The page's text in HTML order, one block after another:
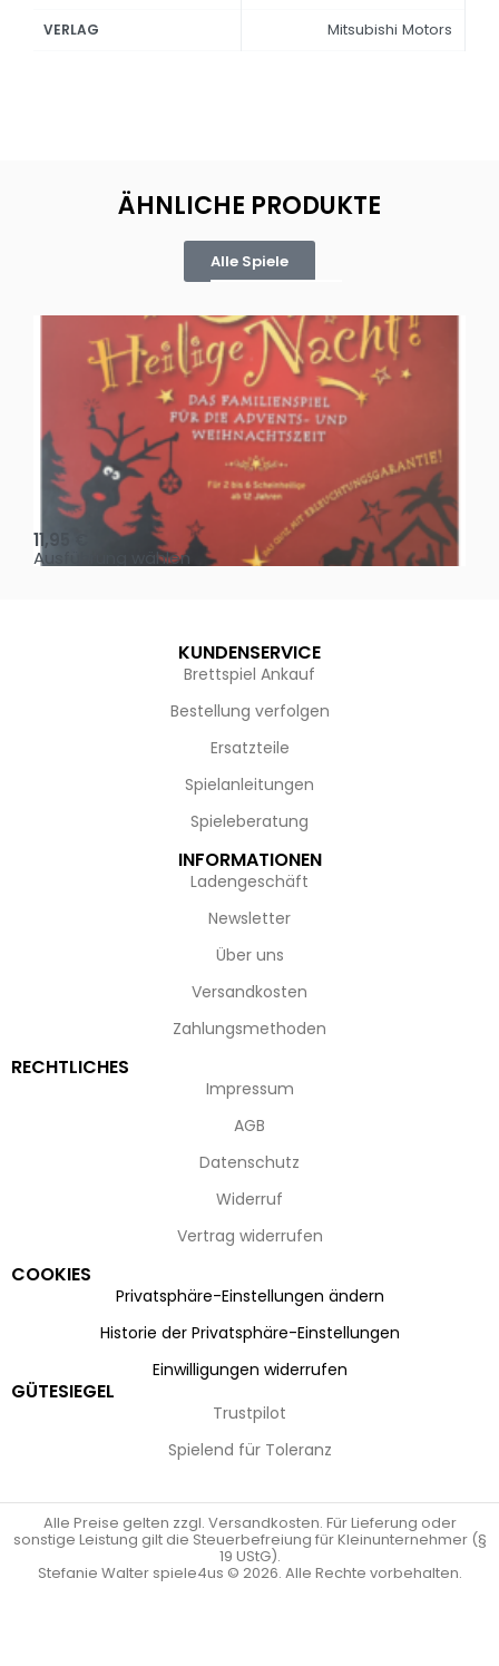
VERLAG Mitsubishi Motors
ÄHNLICHE PRODUKTE
Alle Spiele
Oh, heilige Nacht!
11,95
Ausführung wählen
KUNDENSERVICE
Brettspiel Ankauf
Bestellung verfolgen
Ersatzteile
Spielanleitungen
Spieleberatung
INFORMATIONEN
Ladengeschäft
Newsletter
Über uns
Versandkosten
Zahlungsmethoden
RECHTLICHES
Impressum
AGB
Datenschutz
Widerruf
Vertrag widerrufen
COOKIES
Privatsphäre-Einstellungen ändern
Historie der Privatsphäre-Einstellungen
Einwilligungen widerrufen
GÜTESIEGEL
Trustpilot
Spielend für Toleranz
Alle Preise gelten zzgl. Versandkosten. Für Lieferung oder
sonstige Leistung gilt die Steuerbefreiung für Kleinunternehmer (§
19 UStG).
Stefanie Walter spiele4us © 2026. Alle Rechte vorbehalten.